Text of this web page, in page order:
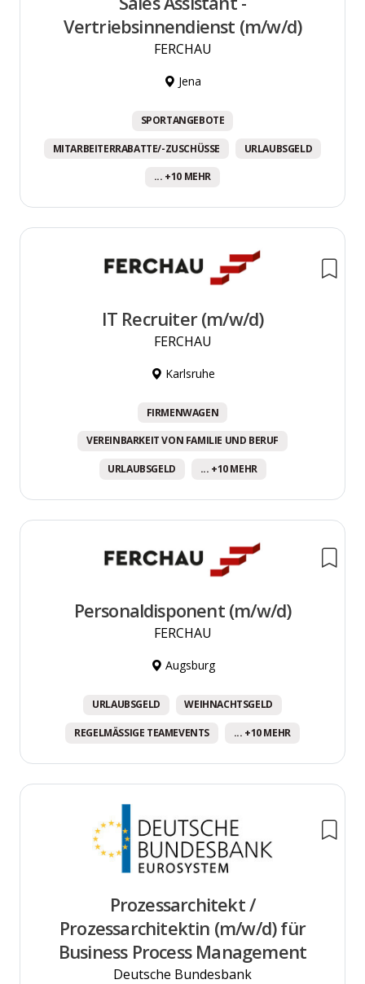
Vertriebsinnendienst (m/w/d)
FERCHAU
Jena
SPORTANGEBOTE
MITARBEITERRABATTE/-ZUSCHÜSSE URLAUBSGELD
... +10 MEHR
IT Recruiter (m/w/d)
FERCHAU
Karlsruhe
FIRMENWAGEN
VEREINBARKEIT VON FAMILIE UND BERUF
URLAUBSGELD ... +10 MEHR
Personaldisponent (m/w/d)
FERCHAU
Augsburg
URLAUBSGELD WEIHNACHTSGELD
REGELMÄSSIGE TEAMEVENTS ... +10 MEHR
Prozessarchitekt /
Prozessarchitektin (m/w/d) für
Business Process Management
Deutsche Bundesbank